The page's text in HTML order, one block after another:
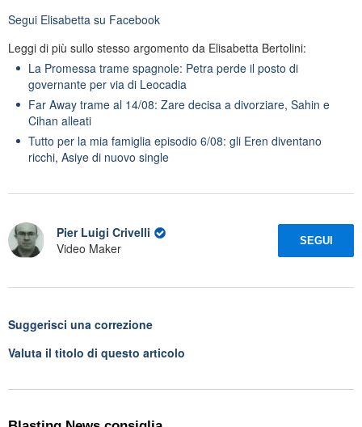
Segui Elisabetta su Facebook
Leggi di più sullo stesso argomento da Elisabetta Bertolini:
La Promessa trame spagnole: Petra perde il posto di
governante per via di Leocadia
Far Away trame al 14/08: Zare decisa a divorziare, Sahin e
Cihan alleati
Tutto per la mia famiglia episodio 6/08: gli Eren diventano
ricchi, Asiye di nuovo single
Pier Luigi Crivelli
Video Maker
SEGUI
Suggerisci una correzione
Valuta il titolo di questo articolo